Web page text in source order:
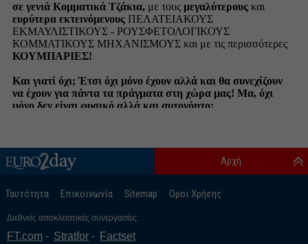
Ταυτότητα Επικοινωνία Sitemap Οροι Χρήσης
Αρχή
Διεθνείς αποκλειστικές συνεργασίες:
FT.com Stratfor Factset